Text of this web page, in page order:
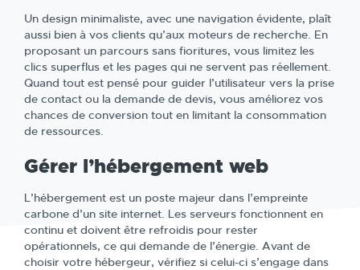
Un design minimaliste, avec une navigation évidente, plaît
aussi bien à vos clients qu’aux moteurs de recherche. En
proposant un parcours sans fioritures, vous limitez les
clics superflus et les pages qui ne servent pas réellement.
Quand tout est pensé pour guider l’utilisateur vers la prise
de contact ou la demande de devis, vous améliorez vos
chances de conversion tout en limitant la consommation
de ressources.
Gérer l’hébergement web
L’hébergement est un poste majeur dans l’empreinte
carbone d’un site internet. Les serveurs fonctionnent en
continu et doivent être refroidis pour rester
opérationnels, ce qui demande de l’énergie. Avant de
choisir votre hébergeur, vérifiez si celui-ci s’engage dans